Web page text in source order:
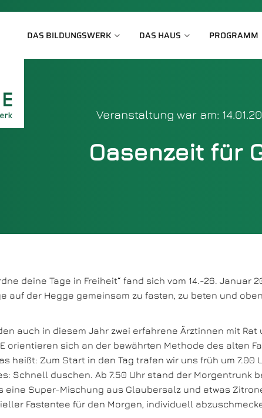
DAS BILDUNGSWERK DAS HAUS PROGRAMM
Veranstaltung war am:
Oasenzeit für
deine Tage in Freiheit“ fand sich vom 14.-26.
auf der Hegge gemeinsam zu fasten, zu beten und
auch in diesem Jahr zwei erfahrene Ärztinnen mit Rat
orientieren sich an der bewährten Methode des alten
heißt: Zum Start in den Tag trafen wir uns früh um
Schnell duschen. Ab 7.50 Uhr stand der Morgentrunk
eine Super-Mischung aus Glaubersalz und etwas
Fastentee für den Morgen, individuell